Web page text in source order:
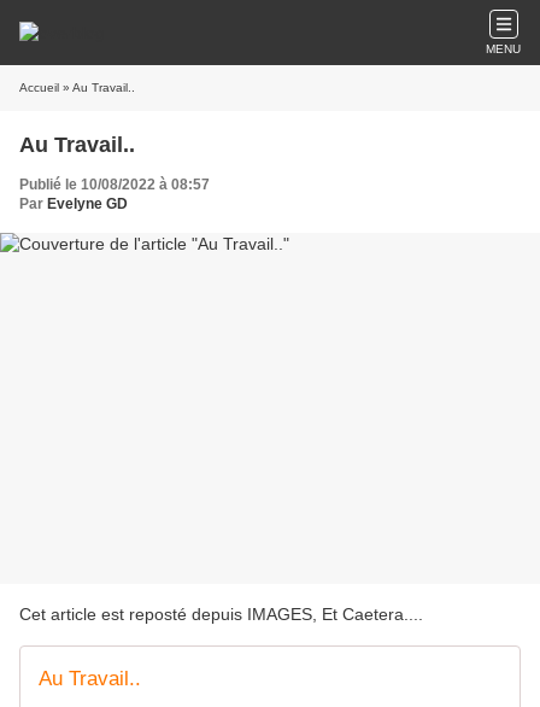
MENU
Accueil » Au Travail..
Au Travail..
Publié le 10/08/2022 à 08:57
Par Evelyne GD
Cet article est reposté depuis IMAGES, Et Caetera...
Au Travail..